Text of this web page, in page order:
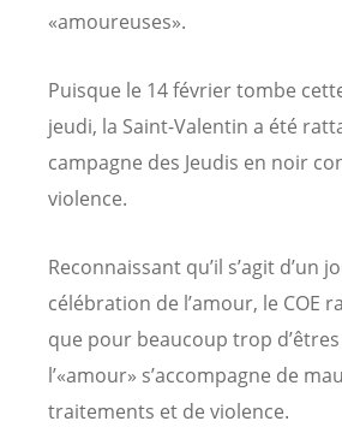
«amoureuses».
Puisque le 14 février tombe
jeudi, la Saint-Valentin a été
campagne des Jeudis en noir
violence.
Reconnaissant qu’il s’agit d’un
célébration de l’amour, le COE
que pour beaucoup trop
l’«amour» s’accompagne de
traitements et de violence.